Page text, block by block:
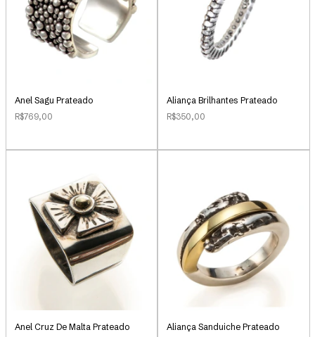
Anel Sagu Prateado
R$769,00
Aliança Brilhantes Prateado
R$350,00
Anel Cruz De Malta Prateado
Aliança Sanduiche Prateado